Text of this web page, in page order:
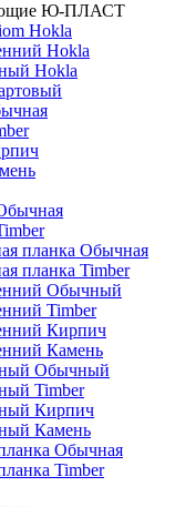
Ю-ПЛАСТ
Hokla
Hokla
Hokla
планка Обычная
планка Timber
Обычный
Timber
Кирпич
Камень
Обычный
Timber
Кирпич
Камень
Обычная
Timber